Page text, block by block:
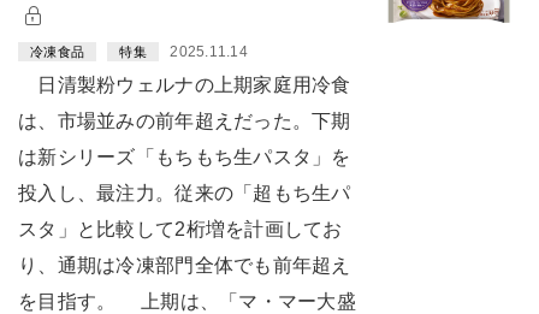
冷凍食品 特集 2025.11.14
日清製粉ウェルナの上期家庭用冷食
は、市場並みの前年超えだった。下期
は新シリーズ「もちもち生パスタ」を
投入し、最注力。従来の「超もち生パ
スタ」と比較して2桁増を計画してお
り、通期は冷凍部門全体でも前年超え
を目指す。 上期は、「マ・マー大盛